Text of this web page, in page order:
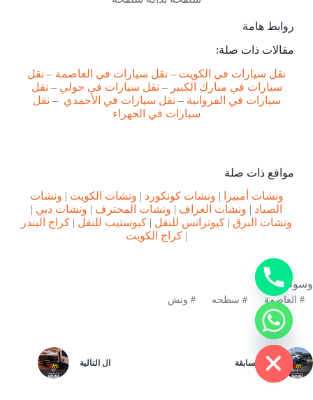
روابط هامة
مقالات ذات صلة:
نقل سيارات في الكويت – نقل سيارات في العاصمة – نقل
سيارات في مبارك الكبير – نقل سيارات في حولي – نقل
سيارات في الفروانية – نقل سيارات في الأحمدي – نقل
سيارات في الجهراء
مواقع ذات صلة
ونشات أمبيرا
| ونشات كونكورد | ونشات الكويت | ونشات
الصياد | ونشات العراف | ونشات المحترف | ونشات دبي |
ونشات البرق | كيوترانس للنقل | كيوستيب للنقل | كراج البندر
| كراج الكويت
وسوم
#العاصمة #سطحه # ونش
ال السابقة ال التالية
H
i
d
e
c
a
y